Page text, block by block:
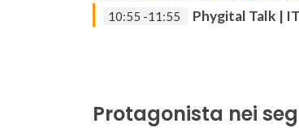
10:55 -11:55
Phygital Talk |
Protagonista nei